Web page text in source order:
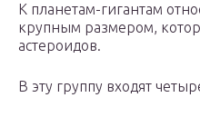
К планетам-гигантам
крупным размером,
астероидов.
В эту группу входят